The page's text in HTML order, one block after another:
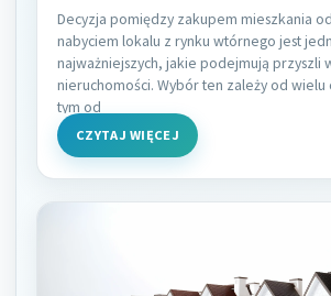
Decyzja pomiędzy zakupem mieszkania
nabyciem lokalu z rynku wtórnego jest
najważniejszych, jakie podejmują przyszli
nieruchomości. Wybór ten zależy od wielu
tym od
CZYTAJ WIĘCEJ